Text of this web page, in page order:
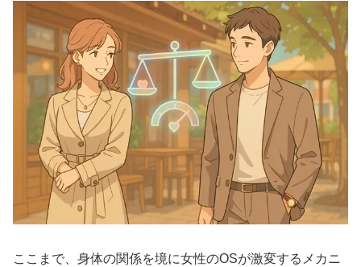
ここまで、身体の関係を境に女性のOSが激変するメカニ